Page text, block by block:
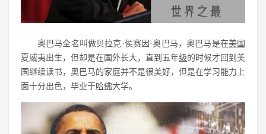
奥巴马全名叫做贝拉克·侯赛因·奥巴马，奥巴马是在美国
夏威夷出生，但却是在国外长大，直到五年级的时候才回到美
国继续读书，奥巴马的家庭并不是很美好，但是在学习能力上
面十分出色，毕业于哈佛大学。